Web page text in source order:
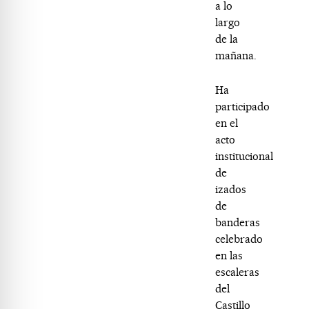
a lo
largo
de la
mañana.
Ha
participado
en el
acto
institucional
de
izados
de
banderas
celebrado
en las
escaleras
del
Castillo